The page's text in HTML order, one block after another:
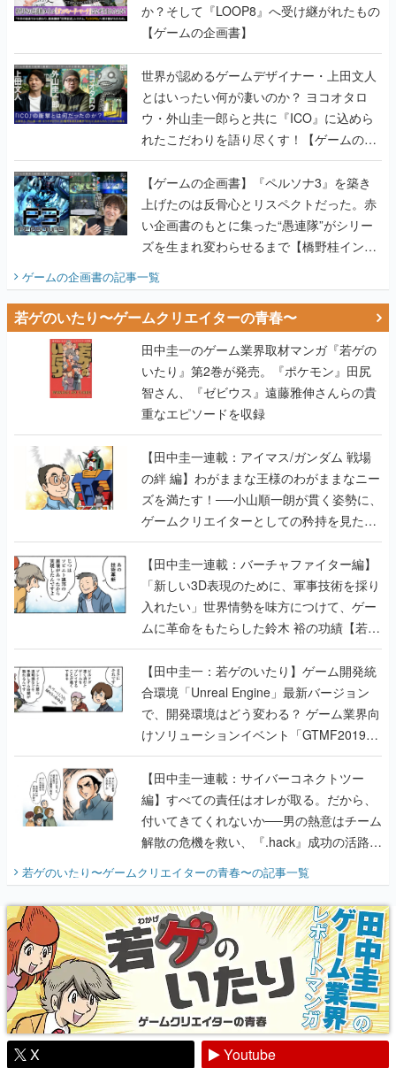
か？そして『LOOP8』へ受け継がれたもの
【ゲームの企画書】
世界が認めるゲームデザイナー・上田文人
とはいったい何が凄いのか？ ヨコオタロ
ウ・外山圭一郎らと共に『ICO』に込めら
れたこだわりを語り尽くす！【ゲームの企
画書】
【ゲームの企画書】『ペルソナ3』を築き
上げたのは反骨心とリスペクトだった。赤
い企画書のもとに集った“愚連隊”がシリー
ズを生まれ変わらせるまで【橋野桂インタ
ビュー】
ゲームの企画書の記事一覧
若ゲのいたり〜ゲームクリエイターの青春〜
田中圭一のゲーム業界取材マンガ『若ゲの
いたり』第2巻が発売。『ポケモン』田尻
智さん、『ゼビウス』遠藤雅伸さんらの貴
重なエピソードを収録
【田中圭一連載：アイマス/ガンダム 戦場
の絆 編】わがままな王様のわがままなニー
ズを満たす！──小山順一朗が貫く姿勢に、
ゲームクリエイターとしての矜持を見た
【若ゲのいたり最終回】
【田中圭一連載：バーチャファイター編】
「新しい3D表現のために、軍事技術を採り
入れたい」世界情勢を味方につけて、ゲー
ムに革命をもたらした鈴木 裕の功績【若ゲ
のいたり】
【田中圭一：若ゲのいたり】ゲーム開発統
合環境「Unreal Engine」最新バージョン
で、開発環境はどう変わる？ ゲーム業界向
けソリューションイベント「GTMF2019」
に行って、より理解を深めよう【PR】
【田中圭一連載：サイバーコネクトツー
編】すべての責任はオレが取る。だから、
付いてきてくれないか──男の熱意はチーム
解散の危機を救い、『.hack』成功の活路を
開く。業界の快男児・松山 洋に流れる血は
『少年ジャンプ』色だった【若ゲのいた
り】
若ゲのいたり〜ゲームクリエイターの青春〜の記事一覧
X
Youtube